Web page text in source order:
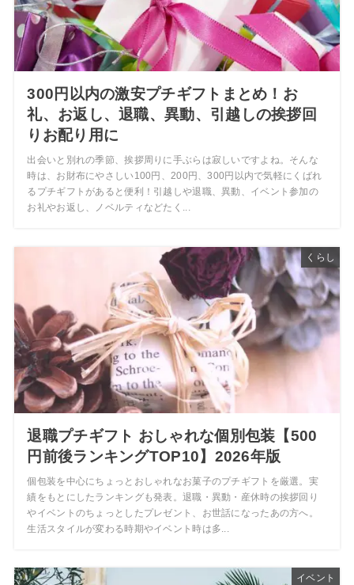
300円以内の激安プチギフトまとめ！お
礼、お返し、退職、異動、引越しの挨拶回
りお配り用に
出会いと別れの季節、挨拶周りに手ぶらは寂しいですよね。そんな
時は、お財布にやさしい100円、200円、300円以内で気軽にくばれ
るプチギフトがあると便利！引越しや退職、異動、イベント参加の
お礼やお返し、ノベルティなどたく...
くらし
退職プチギフト おしゃれな個別包装【500
円前後ランキングTOP10】2026年版
個包装を中心にちょっとおしゃれなお菓子のプチギフトを厳選。実
績をもとにしたランキングも発表。退職・異動・産休時の挨拶回り
やイベントのちょっとしたプレゼント、お世話になったあの方へ。
生活スタイルが変わる時期やイベント時は多...
イベント